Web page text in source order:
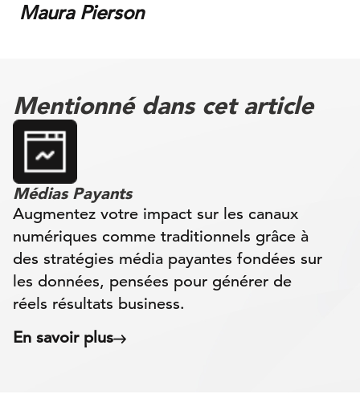
Maura Pierson
Mentionné dans cet article
Médias Payants
Augmentez votre impact sur les canaux
numériques comme traditionnels grâce à
des stratégies média payantes fondées sur
les données, pensées pour générer de
réels résultats business.
En savoir plus